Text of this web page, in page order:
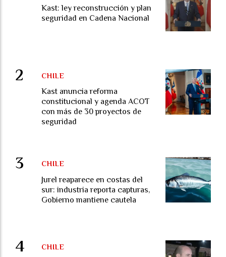
Kast: ley reconstrucción y plan
seguridad en Cadena Nacional
Kast anuncia reforma
constitucional y agenda ACOT
con más de 30 proyectos de
seguridad
CHILE
Jurel reaparece en costas del
sur: industria reporta capturas,
Gobierno mantiene cautela
CHILE
CHILE